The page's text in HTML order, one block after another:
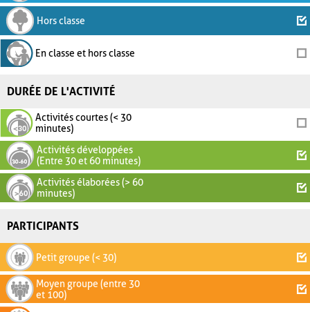
Hors classe
En classe et hors classe
DURÉE DE L'ACTIVITÉ
Activités courtes (< 30
minutes)
Activités développées
(Entre 30 et 60 minutes)
Activités élaborées (> 60
minutes)
PARTICIPANTS
Petit groupe (< 30)
Moyen groupe (entre 30
et 100)